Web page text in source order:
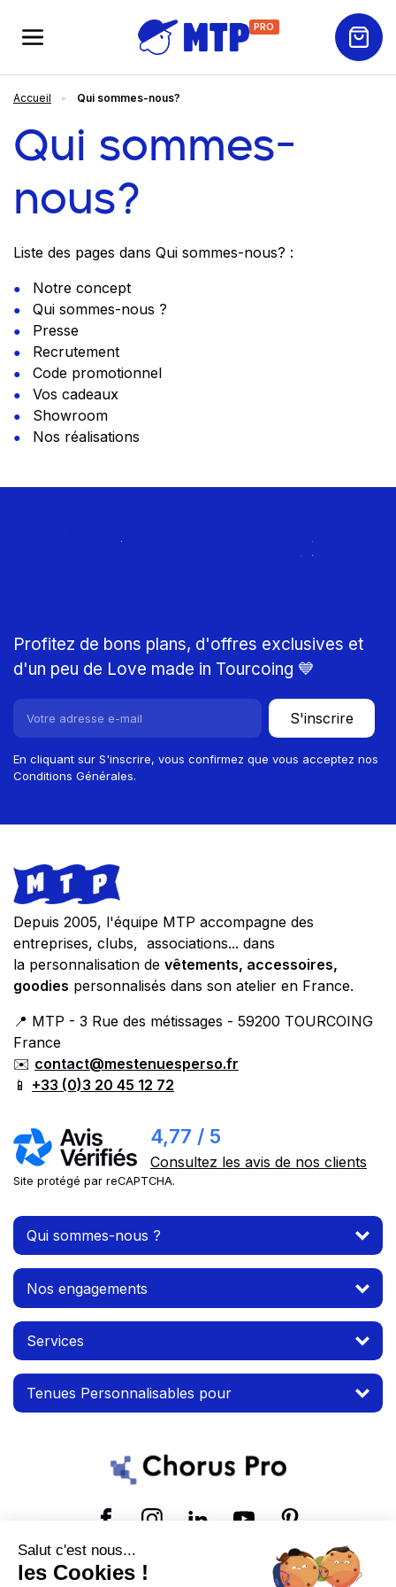
PRO
Accueil Qui sommes-nous?
Qui sommes-
nous?
Liste des pages dans Qui sommes-nous? :
Notre concept
Qui sommes-nous ?
Presse
Recrutement
Code promotionnel
Vos cadeaux
Showroom
Nos réalisations
Rejoignez le Club
Profitez de bons plans, d'offres exclusives et
d'un peu de Love made in Tourcoing 💙
S'inscrire
En cliquant sur S'inscrire, vous confirmez que vous acceptez nos
Conditions Générales.
Footer
Store information
Depuis 2005, l'équipe MTP accompagne des
entreprises, clubs, associations... dans
la personnalisation de vêtements, accessoires,
goodies personnalisés dans son atelier en France.
📍 MTP - 3 Rue des métissages - 59200 TOURCOING
France
✉️ contact@mestenuesperso.fr
📱 +33 (0)3 20 45 12 72
4,77 / 5
Consultez les avis de nos clients
Site protégé par reCAPTCHA.
Qui sommes-nous ?
Nos engagements
Services
Tenues Personnalisables pour
© 2026 MTP. Tous droits réservés.
Salut c'est nous...
les Cookies !